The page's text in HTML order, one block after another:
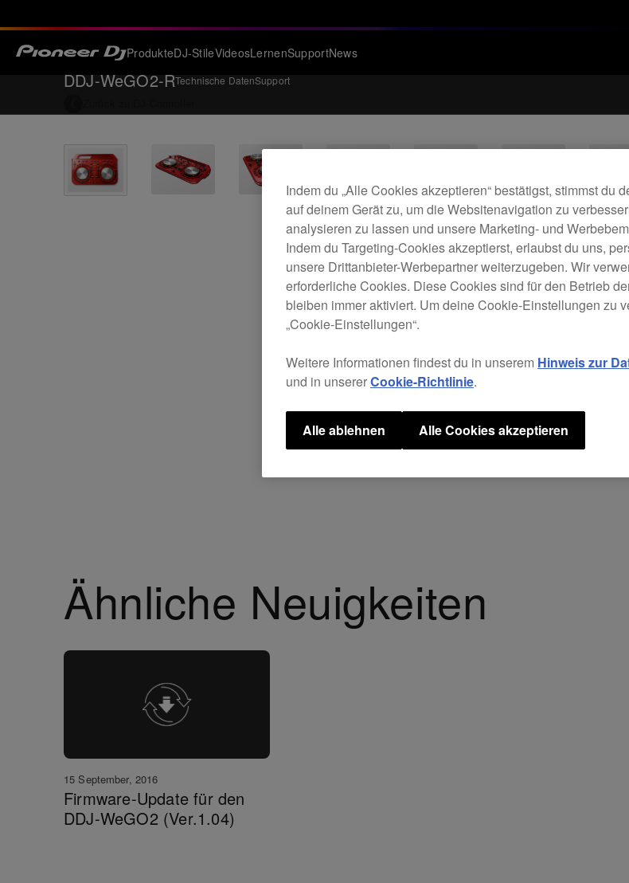
ProdukteDJ-StileVideosLernenSupportNews
DDJ-WeGO2-RTechnische DatenSupport
Ähnliche Neuigkeiten
15 September, 2016
Firmware-Update für den
DDJ-WeGO2 (Ver.1.04)
Indem du „Alle Cookies akzeptieren“ bestätigst, stimmst du
auf deinem Gerät zu, um die Websitenavigation zu
analysieren zu lassen und unsere Marketing- und
Indem du Targeting-Cookies akzeptierst, erlaubst du uns,
unsere Drittanbieter-Werbepartner weiterzugeben. Wir
erforderliche Cookies. Diese Cookies sind für den Betrieb
bleiben immer aktiviert. Um deine Cookie-Einstellungen zu
„Cookie-Einstellungen“.
Weitere Informationen findest du in unserem Hinweis zur
und in unsererCookie-Richtlinie.
Alle ablehnen Alle Cookies akzeptieren